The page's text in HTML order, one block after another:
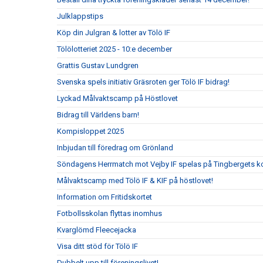
Julklappstips
Köp din Julgran & lotter av Tölö IF
Tölölotteriet 2025 - 10:e december
Grattis Gustav Lundgren
Svenska spels initiativ Gräsroten ger Tölö IF bidrag!
Lyckad Målvaktscamp på Höstlovet
Bidrag till Världens barn!
Kompisloppet 2025
Inbjudan till föredrag om Grönland
Söndagens Herrmatch mot Vejby IF spelas på Tingbergets
Målvaktscamp med Tölö IF & KIF på höstlovet!
Information om Fritidskortet
Fotbollsskolan flyttas inomhus
Kvarglömd Fleecejacka
Visa ditt stöd för Tölö IF